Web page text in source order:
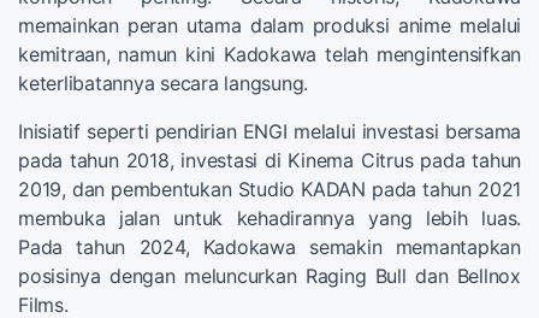
memainkan peran utama dalam produksi anime melalui
kemitraan, namun kini Kadokawa telah mengintensifkan
keterlibatannya secara langsung.
Inisiatif seperti pendirian ENGI melalui investasi bersama
pada tahun 2018, investasi di Kinema Citrus pada tahun
2019, dan pembentukan Studio KADAN pada tahun 2021
membuka jalan untuk kehadirannya yang lebih luas.
Pada tahun 2024, Kadokawa semakin memantapkan
posisinya dengan meluncurkan Raging Bull dan Bellnox
Films.